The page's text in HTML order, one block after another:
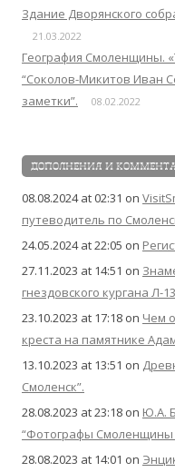
Здание Дворянского
21.03.2022
География Смоленщины.
“Соколов-Микитов Иван
заметки”.
08.02.2022
ДОПОЛНЕНИЯ И
08.08.2024 at 02:31 on
путеводитель по
24.05.2024 at 22:05 on
27.11.2023 at 14:51 on
гнездовского кургана Л-
23.10.2023 at 17:18 on Чем
креста на памятнике
13.10.2023 at 13:51 on
Смоленск”.
28.08.2023 at 23:18 on Ю.А.
“Фотографы Смоленщины
28.08.2023 at 14:01 on